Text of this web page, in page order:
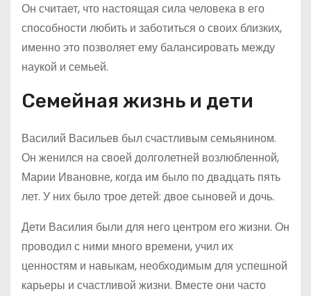
Он считает, что настоящая сила человека в его
способности любить и заботиться о своих близких,
именно это позволяет ему балансировать между
наукой и семьей.
Семейная жизнь и дети
Василий Васильев был счастливым семьянином.
Он женился на своей долголетней возлюбленной,
Марии Ивановне, когда им было по двадцать пять
лет. У них было трое детей: двое сыновей и дочь.
Дети Василия были для него центром его жизни. Он
проводил с ними много времени, учил их
ценностям и навыкам, необходимым для успешной
карьеры и счастливой жизни. Вместе они часто